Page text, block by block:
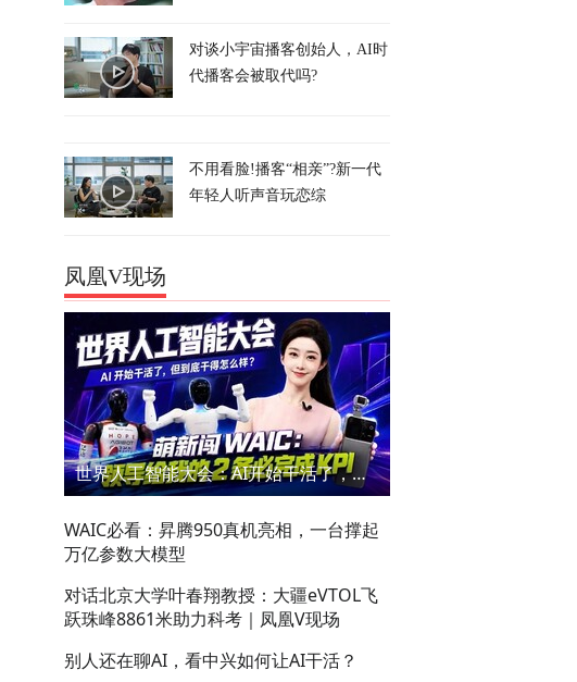
对谈小宇宙播客创始人，AI时
代播客会被取代吗?
不用看脸!播客“相亲”?新一代
年轻人听声音玩恋综
凤凰V现场
世界人工智能大会：AI开始干活了，但到底干的怎么样？萌新闯WAIC
WAIC必看：昇腾950真机亮相，一台撑起
万亿参数大模型
对话北京大学叶春翔教授：大疆eVTOL飞
跃珠峰8861米助力科考｜凤凰V现场
别人还在聊AI，看中兴如何让AI干活？